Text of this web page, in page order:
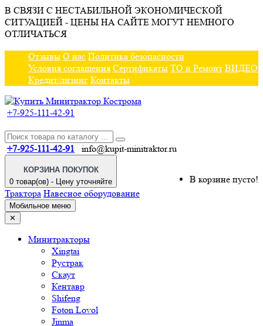
В СВЯЗИ С НЕСТАБИЛЬНОЙ ЭКОНОМИЧЕСКОЙ
СИТУАЦИЕЙ - ЦЕНЫ НА САЙТЕ МОГУТ НЕМНОГО
ОТЛИЧАТЬСЯ
Отзывы О нас Политика безопасности
Условия соглашения Сертификаты ТО и Ремонт ВИДЕО
Кредит/лизинг Контакты
+7-925-111-42-91
+7-925-111-42-91 info@kupit-minitraktor.ru
КОРЗИНА ПОКУПОК
0 товар(ов) - Цену уточняйте
В корзине пусто!
Трактора Навесное оборудование
Мобильное меню
✕
Минитракторы
Xingtai
Рустрак
Скаут
Кентавр
Shifeng
Foton Lovol
Jinma